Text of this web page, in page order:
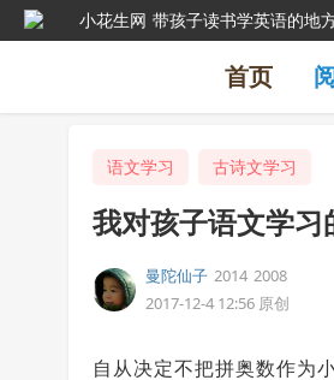
小花生网 带孩子读书学英语的地
首页
语文学习 古诗文学习
我对孩子语文学习
曼陀仙子 2014 2008
2017-12-4 12:56 原创
自从决定不把拼奥数作为